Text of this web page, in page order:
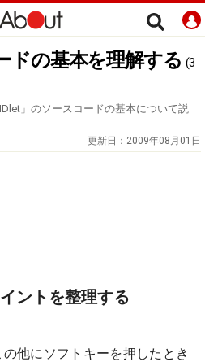
ドの基本を理解する (3
」のソースコードの基本について説
更新日： 2009年08月01日
ントを整理する
他にソフトキーを押したとき